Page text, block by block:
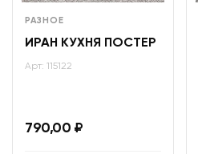
РАЗНОЕ
ИРАН КУХНЯ ПОСТЕР
Арт: 115122
790,00 ₽